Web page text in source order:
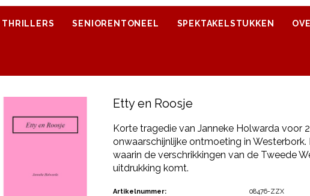
THRILLERS SENIORENTONEEL SPEKTAKELSTUKKEN
Etty en Roosje
Korte tragedie van Janneke Holwarda voor
onwaarschijnlijke ontmoeting in Westerbork.
waarin de verschrikkingen van de Tweede
uitdrukking komt.
Artikelnummer:
08476-ZZX